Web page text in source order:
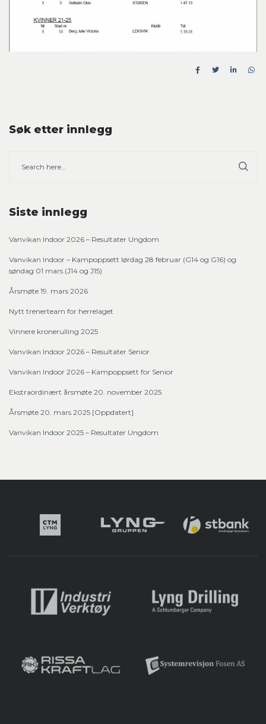
Søk etter innlegg
Siste innlegg
Vanvikan Indoor 2026 – Resultater Ungdom
Vanvikan Indoor – Kampoppsett lørdag 28 februar (G14 og G16) og
søndag 01 mars (J14 og J15)
Årsmøte 19. mars 2026
Nytt trenerteam for herrelaget
Vinnere kronerulling 2025
Vanvikan Indoor 2026 – Resultater Senior
Vanvikan Indoor 2026 – Kampoppsett for Senior
Ekstraordinært årsmøte 20. november 2025
Årsmøte 20. mars 2025 [Oppdatert]
Vanvikan Indoor 2025 – Resultater Ungdom